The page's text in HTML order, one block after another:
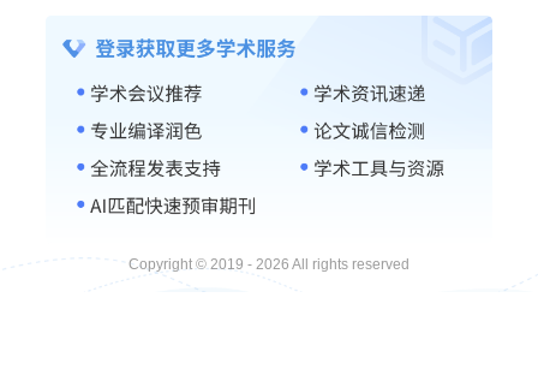
Copyright © 2019 - 2026 All rights reserved